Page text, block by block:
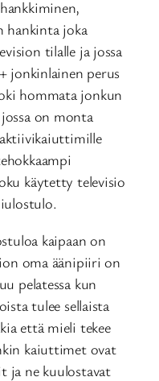
hankinta joka
tilalle ja jossa
jonkinlainen perus
hommata jonkun
on monta
käytetty televisio
kaipaan on
oma äänipiiri on
pelatessa kun
tulee sellaista
että mieli tekee
kaiuttimet ovat
ja ne kuulostavat